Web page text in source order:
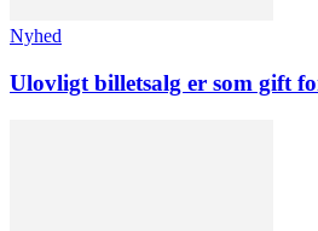
Nyhed
Ulovligt billetsalg er som gift